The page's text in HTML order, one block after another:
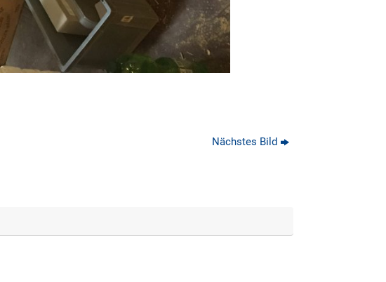
Nächstes Bild